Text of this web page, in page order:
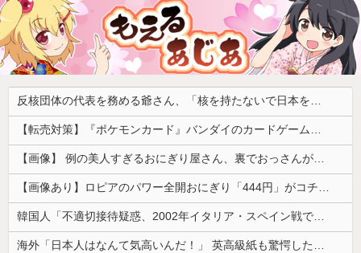
反核団体の代表を務める爺さん、「核を持たないで日本を守れますか」と中学生に詰問された結果……
【転売対策】『ポケモンカード』バンダイのカードゲームも転売対策にマイナンバー導入開始、今月から抽選販売に本人認証、公式大会にも「効果バツグン」
【画像】 例の美人すぎるおにぎり屋さん、裏でおっさんが握っていたｗｗｗｗｗｗｗｗｗｗｗｗｗｗｗｗｗ
【画像あり】ロピアのパワー全開おにぎり「444円」がコチラｗｗｗｗｗ
韓国人「不適切接待疑惑、2002年イタリア・スペイン戦で『韓国に奪われた』と欧州の大手メディアが一斉に報道！」
海外「日本人はなんて気高いんだ！」 英高級紙も驚愕した極限の中の日本人の姿に世界が衝撃